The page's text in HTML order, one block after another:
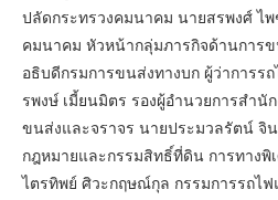
ปลัดกระทรวงคมนาคม นายสรพงศ์ ไ
คมนาคม หัวหน้ากลุ่มภารกิจด้านการข
อธิบดีกรมการขนส่งทางบก ผู้ว่าการร
รพงษ์ เมี้ยนมิตร รองผู้อำนวยการสำนั
ขนส่งและจราจร นายประมวลรัตน์ จิ
กฎหมายและกรรมสิทธิ์ที่ดิน การทางพิ
ไตรทิพย์ ศิวะกฤษณ์กุล กรรมการรถไฟ